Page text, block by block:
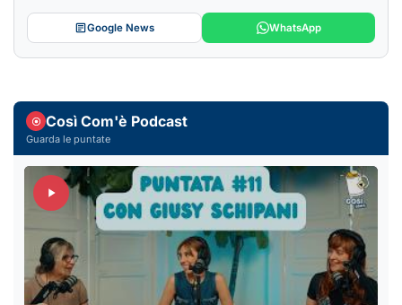
Google News WhatsApp
Così Com'è Podcast
Guarda le puntate